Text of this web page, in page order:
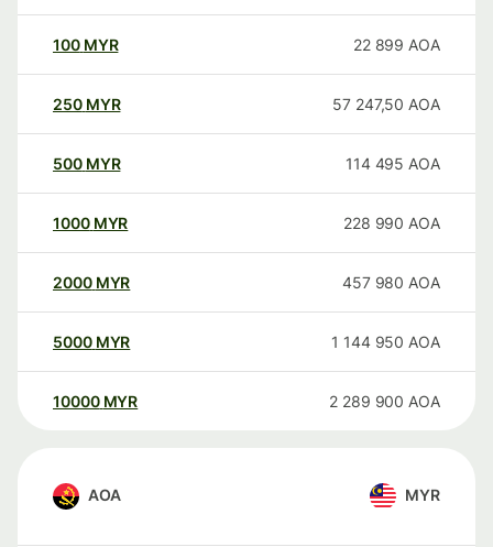
100 MYR 22 899 AOA
250 MYR 57 247,50 AOA
500 MYR 114 495 AOA
1000 MYR 228 990 AOA
2000 MYR 457 980 AOA
5000 MYR 1 144 950 AOA
10000 MYR 2 289 900 AOA
AOA MYR